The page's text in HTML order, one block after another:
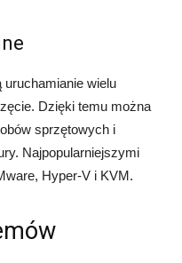
wielu
Dzięki temu można
sprzętowych i
Najpopularniejszymi
Hyper-V i KVM.